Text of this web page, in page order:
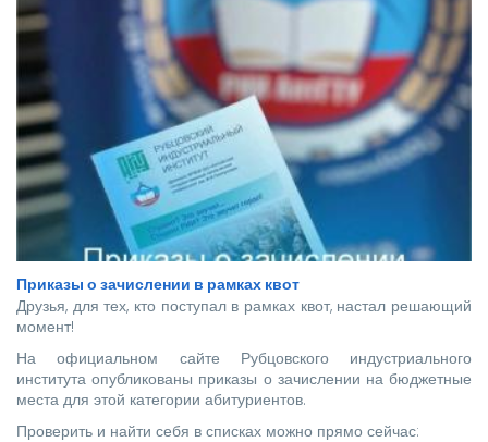
Приказы о зачислении в рамках квот
Друзья, для тех, кто поступал в рамках квот, настал решающий
момент!
На официальном сайте Рубцовского индустриального
института опубликованы приказы о зачислении на бюджетные
места для этой категории абитуриентов.
Проверить и найти себя в списках можно прямо сейчас: